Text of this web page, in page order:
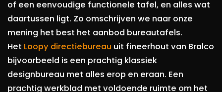
of een eenvoudige functionele tafel, en alles wat
daartussen ligt. Zo omschrijven we naar onze
mening het best het aanbod bureautafels.
Het Loopy directiebureau uit fineerhout van Bralco
bijvoorbeeld is een prachtig klassiek
designbureau met alles erop en eraan. Een
prachtig werkblad met voldoende ruimte om het